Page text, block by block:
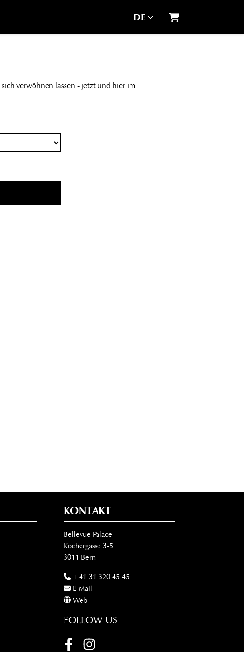
DE
Warenkorb
verwöhnen lassen - jetzt und hier im
KONTAKT
Bellevue Palace
Kochergasse 3-5
3011 Bern
+41 31 320 45 45
E-Mail
Web
FOLLOW US
FacebookInstagram